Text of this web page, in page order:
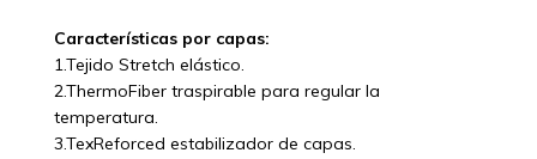
Características por capas:
1.Tejido Stretch elástico.
2.ThermoFiber traspirable para regular la
temperatura.
3.TexReforced estabilizador de capas.